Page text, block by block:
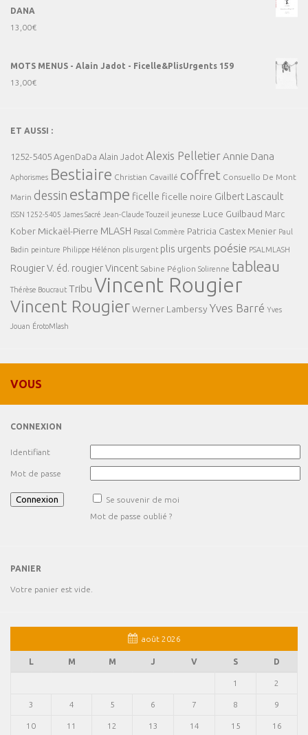
DANA
13,00€
MOTS MENUS - Alain Jadot - Ficelle&PlisUrgents 159
13,00€
ET AUSSI :
1252-5405 AgenDaDa Alain Jadot Alexis PelletierAnnie Dana
Aphorismes Bestiaire Christian Cavaillé coffret Consuello De Mont
Marin dessin estampe ficelle ficelle noire Gilbert Lascault
ISSN 1252-5405 James Sacré Jean-Claude Touzeil jeunesse Luce Guilbaud Marc
Kober Mickaël-Pierre MLASH Pascal Commère Patricia Castex Menier Paul
Badin peinture Philippe Hélénon plis urgent plis urgents poésie PSALMLASH
Rougier V. éd. rougier Vincent Sabine Péglion Solirenne tableau
Thérèse Boucraut Tribu Vincent Rougier
Vincent RougierWerner Lambersy Yves Barré Yves
Jouan ÉrotoMlash
VOUS
CONNEXION
Identifiant
Mot de passe
Se souvenir de moi
Mot de passe oublié ?
PANIER
Votre panier est vide.
août 2026
L M M J V S D
1 2
3 4 5 6 7 8 9
10 11 12 13 14 15 16